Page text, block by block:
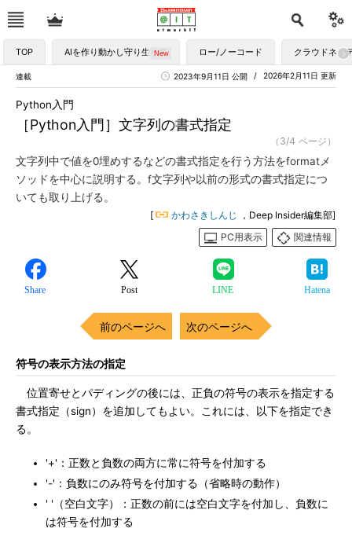
TOP AIを作り動かし守り生かす ロー/ノーコード クラウドネイ
連載 2026年2月11日 更新
2023年9月11日 公開
［Python入門］文字列の書式指定
Python入門
（3/4 ページ）
文字列中で値を0埋めするなどの書式指定を行う方法をformatメ
ソッドを中心に説明する。f文字列や以前の形式の書式指定につ
いても取り上げる。
[ かわさきしんじ
，Deep Insider編集部]
PC用表示
関連情報
Share Post LINE Hatena
前のページへ 次のページへ
符号の表示方法の指定
位置寄せとパディングの後には、正負の符号の表示を指定する
書式指定（sign）を追加してもよい。これには、以下を指定でき
る。
'+'：正数と負数の両方に常に符号を付加する
'-'：負数にのみ符号を付加する（省略時の動作）
' '（空白文字）：正数の前には空白文字を付加し、負数に
は符号を付加する